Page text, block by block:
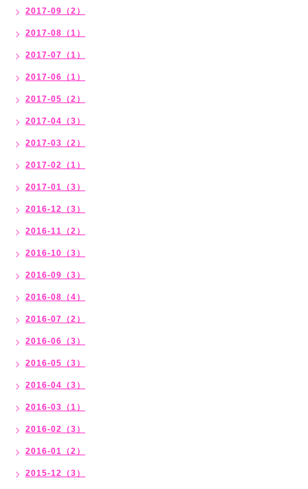
2017-09（2）
2017-08（1）
2017-07（1）
2017-06（1）
2017-05（2）
2017-04（3）
2017-03（2）
2017-02（1）
2017-01（3）
2016-12（3）
2016-11（2）
2016-10（3）
2016-09（3）
2016-08（4）
2016-07（2）
2016-06（3）
2016-05（3）
2016-04（3）
2016-03（1）
2016-02（3）
2016-01（2）
2015-12（3）